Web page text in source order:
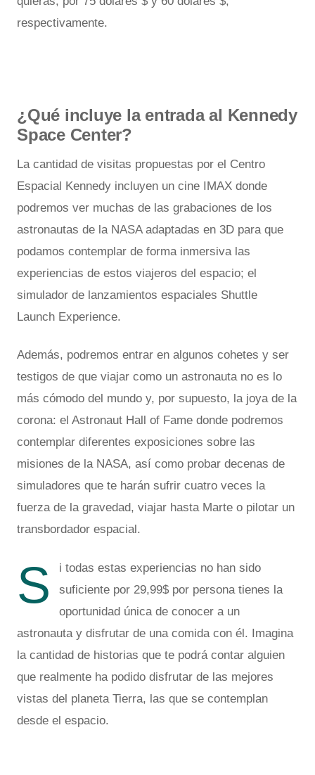
respectivamente.
¿Qué incluye la entrada al Kennedy
Space Center?
La cantidad de visitas propuestas por el Centro
Espacial Kennedy incluyen un cine IMAX donde
podremos ver muchas de las grabaciones de los
astronautas de la NASA adaptadas en 3D para que
podamos contemplar de forma inmersiva las
experiencias de estos viajeros del espacio; el
simulador de lanzamientos espaciales Shuttle
Launch Experience.
Además, podremos entrar en algunos cohetes y ser
testigos de que viajar como un astronauta no es lo
más cómodo del mundo y, por supuesto, la joya de la
corona: el Astronaut Hall of Fame donde podremos
contemplar diferentes exposiciones sobre las
misiones de la NASA, así como probar decenas de
simuladores que te harán sufrir cuatro veces la
fuerza de la gravedad, viajar hasta Marte o pilotar un
transbordador espacial.
S
i todas estas experiencias no han sido
suficiente por 29,99$ por persona tienes la
oportunidad única de conocer a un
astronauta y disfrutar de una comida con él. Imagina
la cantidad de historias que te podrá contar alguien
que realmente ha podido disfrutar de las mejores
vistas del planeta Tierra, las que se contemplan
desde el espacio.